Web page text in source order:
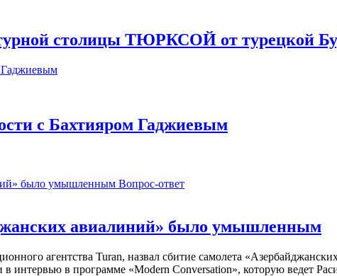
столицы ТЮРКСОЙ от турецкой
с Бахтияром Гаджиевым
Вопрос-ответ
авиалиний» было умышленным
агентства Turan, назвал сбитие самолета
интервью в программе «Modern Conversation», которую ведет